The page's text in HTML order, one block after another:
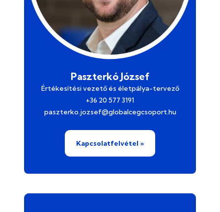
Paszterkó József
Értékesítési vezető és életpálya-tervező
+36 20 577 3191
paszterko.jozsef@globalcegcsoport.hu
Kapcsolatfelvétel »